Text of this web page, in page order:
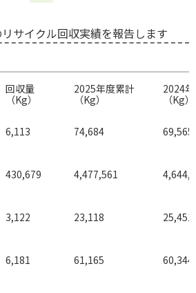
サイクル回収実績を報告します
回収量
（Kg）
2025年度累計
（Kg）
2024
（Kg）
6,113 74,684 69,565
430,679 4,477,561
3,122 23,118 25,451
6,181 61,165 60,344